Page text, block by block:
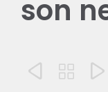
son
  